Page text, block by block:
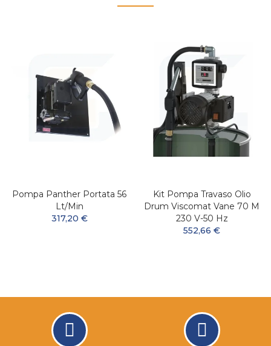
Pompa Panther Portata 56
Lt/min
317,20 €
Kit Pompa Travaso Olio
Drum Viscomat Vane 70 M
230 V-50 Hz
552,66 €